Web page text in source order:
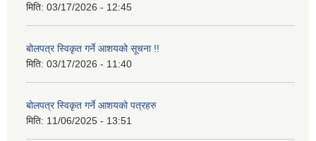
मिति: 03/17/2026 - 12:45
बोलपत्र स्विकृत गर्ने आशयको सूचना !!
मिति: 03/17/2026 - 11:40
बोलपत्र स्विकृत गर्ने आशयको पत्रहरु
मिति: 11/06/2025 - 13:51